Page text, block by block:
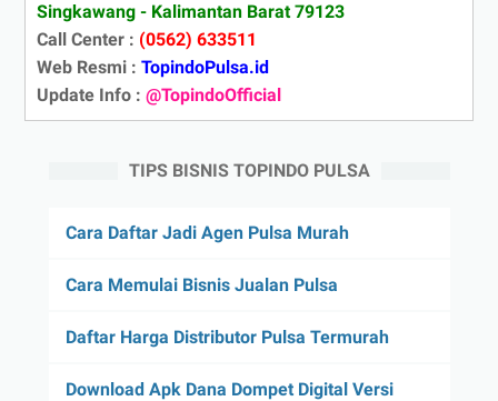
Singkawang - Kalimantan Barat 79123
Call Center : (0562) 633511
Web Resmi : TopindoPulsa.id
Update Info : @TopindoOfficial
TIPS BISNIS TOPINDO PULSA
Cara Daftar Jadi Agen Pulsa Murah
Cara Memulai Bisnis Jualan Pulsa
Daftar Harga Distributor Pulsa Termurah
Download Apk Dana Dompet Digital Versi